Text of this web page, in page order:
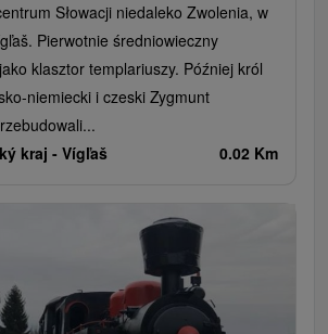
Słowacji niedaleko Zwolenia, w
Pierwotnie średniowieczny
klasztor templariuszy. Później król
niemiecki i czeski Zygmunt
kraj - Vígľaš 0.02 Km